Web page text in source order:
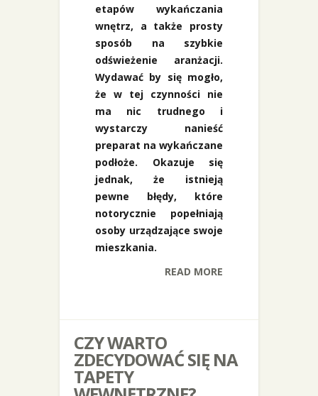
etapów wykańczania
wnętrz, a także prosty
sposób na szybkie
odświeżenie aranżacji.
Wydawać by się mogło,
że w tej czynności nie
ma nic trudnego i
wystarczy nanieść
preparat na wykańczane
podłoże. Okazuje się
jednak, że istnieją
pewne błędy, które
notorycznie popełniają
osoby urządzające swoje
mieszkania.
READ MORE
CZY WARTO
ZDECYDOWAĆ SIĘ NA
TAPETY